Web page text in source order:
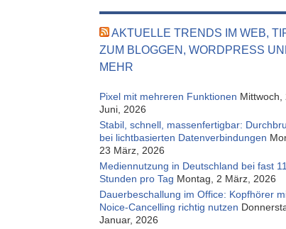
AKTUELLE TRENDS IM WEB,
ZUM BLOGGEN, WORDPRESS
MEHR
Pixel mit mehreren Funktionen Mittwoch,
Juni, 2026
Stabil, schnell, massenfertigbar:
bei lichtbasierten Datenverbindungen
23 März, 2026
Mediennutzung in Deutschland bei fast 11
Stunden pro Tag Montag, 2 März, 2026
Dauerbeschallung im Office: Kopfhörer
Noice-Cancelling richtig nutzen
Januar, 2026